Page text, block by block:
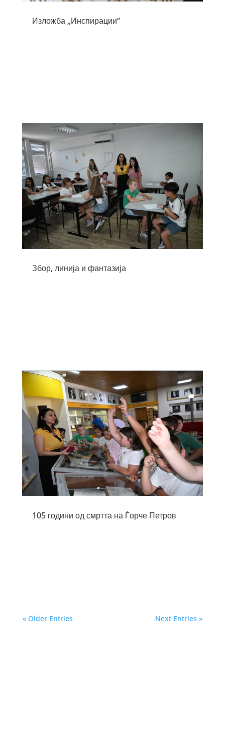
Изложба „Инспирации“
Збор, линија и фантазија
105 години од смртта на Ѓорче Петров
« Older Entries Next Entries »